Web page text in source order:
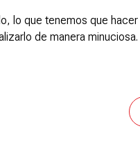
lo que tenemos que hacer
de manera minuciosa.